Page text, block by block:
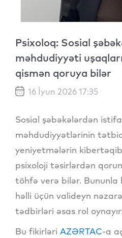
Psixoloq: Sosial
məhdudiyyəti
qismən qoruya bilər
16 İyun 2026 17:35
Sosial şəbəkələrdən
məhdudiyyətlərinin
yeniyetmələrin
psixoloji təsirlərdən
töhfə verə bilər.
həlli üçün valideyn
tədbirləri əsas rol oynayır.
Bu fikirləri AZƏRTAC-a